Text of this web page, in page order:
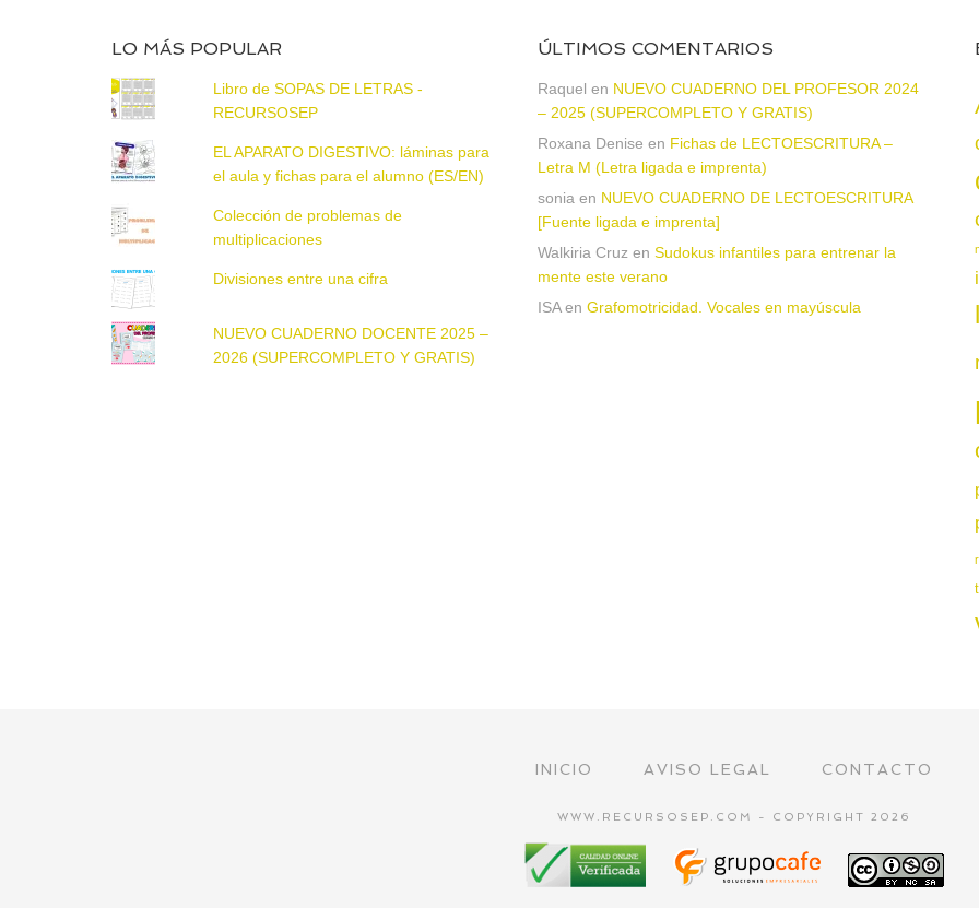
LO MÁS POPULAR
Libro de SOPAS DE LETRAS -
RECURSOSEP
EL APARATO DIGESTIVO: láminas para
el aula y fichas para el alumno (ES/EN)
Colección de problemas de
multiplicaciones
Divisiones entre una cifra
NUEVO CUADERNO DOCENTE 2025 –
2026 (SUPERCOMPLETO Y GRATIS)
ÚLTIMOS COMENTARIOS
Raquel en NUEVO CUADERNO DEL PROFESOR 2024
– 2025 (SUPERCOMPLETO Y GRATIS)
Roxana Denise en Fichas de LECTOESCRITURA –
Letra M (Letra ligada e imprenta)
sonia en NUEVO CUADERNO DE LECTOESCRITURA
[Fuente ligada e imprenta]
Walkiria Cruz en Sudokus infantiles para entrenar la
mente este verano
ISAen Grafomotricidad. Vocales en mayúscula
INICIO AVISO LEGAL CONTACTO
WWW.RECURSOSEP.COM - COPYRIGHT 2026